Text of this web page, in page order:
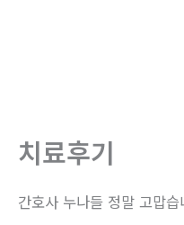
치료후기
간호사 누나들 정말 고맙